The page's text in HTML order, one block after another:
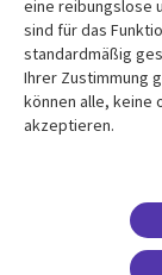
Mediathek
Library
GERMANY
Aktuelles
Media
GERMANY
eine reibungslose
sind für das
standardmäßig
Ihrer Zustimmung
können alle, keine
akzeptieren.